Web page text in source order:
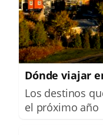
Dónde viajar
Los destinos
el próximo año